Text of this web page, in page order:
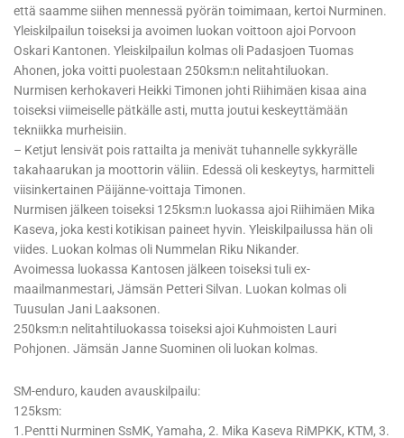
että saamme siihen mennessä pyörän toimimaan, kertoi Nurminen.
Yleiskilpailun toiseksi ja avoimen luokan voittoon ajoi Porvoon
Oskari Kantonen. Yleiskilpailun kolmas oli Padasjoen Tuomas
Ahonen, joka voitti puolestaan 250ksm:n nelitahtiluokan.
Nurmisen kerhokaveri Heikki Timonen johti Riihimäen kisaa aina
toiseksi viimeiselle pätkälle asti, mutta joutui keskeyttämään
tekniikka murheisiin.
– Ketjut lensivät pois rattailta ja menivät tuhannelle sykkyrälle
takahaarukan ja moottorin väliin. Edessä oli keskeytys, harmitteli
viisinkertainen Päijänne-voittaja Timonen.
Nurmisen jälkeen toiseksi 125ksm:n luokassa ajoi Riihimäen Mika
Kaseva, joka kesti kotikisan paineet hyvin. Yleiskilpailussa hän oli
viides. Luokan kolmas oli Nummelan Riku Nikander.
Avoimessa luokassa Kantosen jälkeen toiseksi tuli ex-
maailmanmestari, Jämsän Petteri Silvan. Luokan kolmas oli
Tuusulan Jani Laaksonen.
250ksm:n nelitahtiluokassa toiseksi ajoi Kuhmoisten Lauri
Pohjonen. Jämsän Janne Suominen oli luokan kolmas.
SM-enduro, kauden avauskilpailu:
125ksm:
1.Pentti Nurminen SsMK, Yamaha, 2. Mika Kaseva RiMPKK, KTM, 3.